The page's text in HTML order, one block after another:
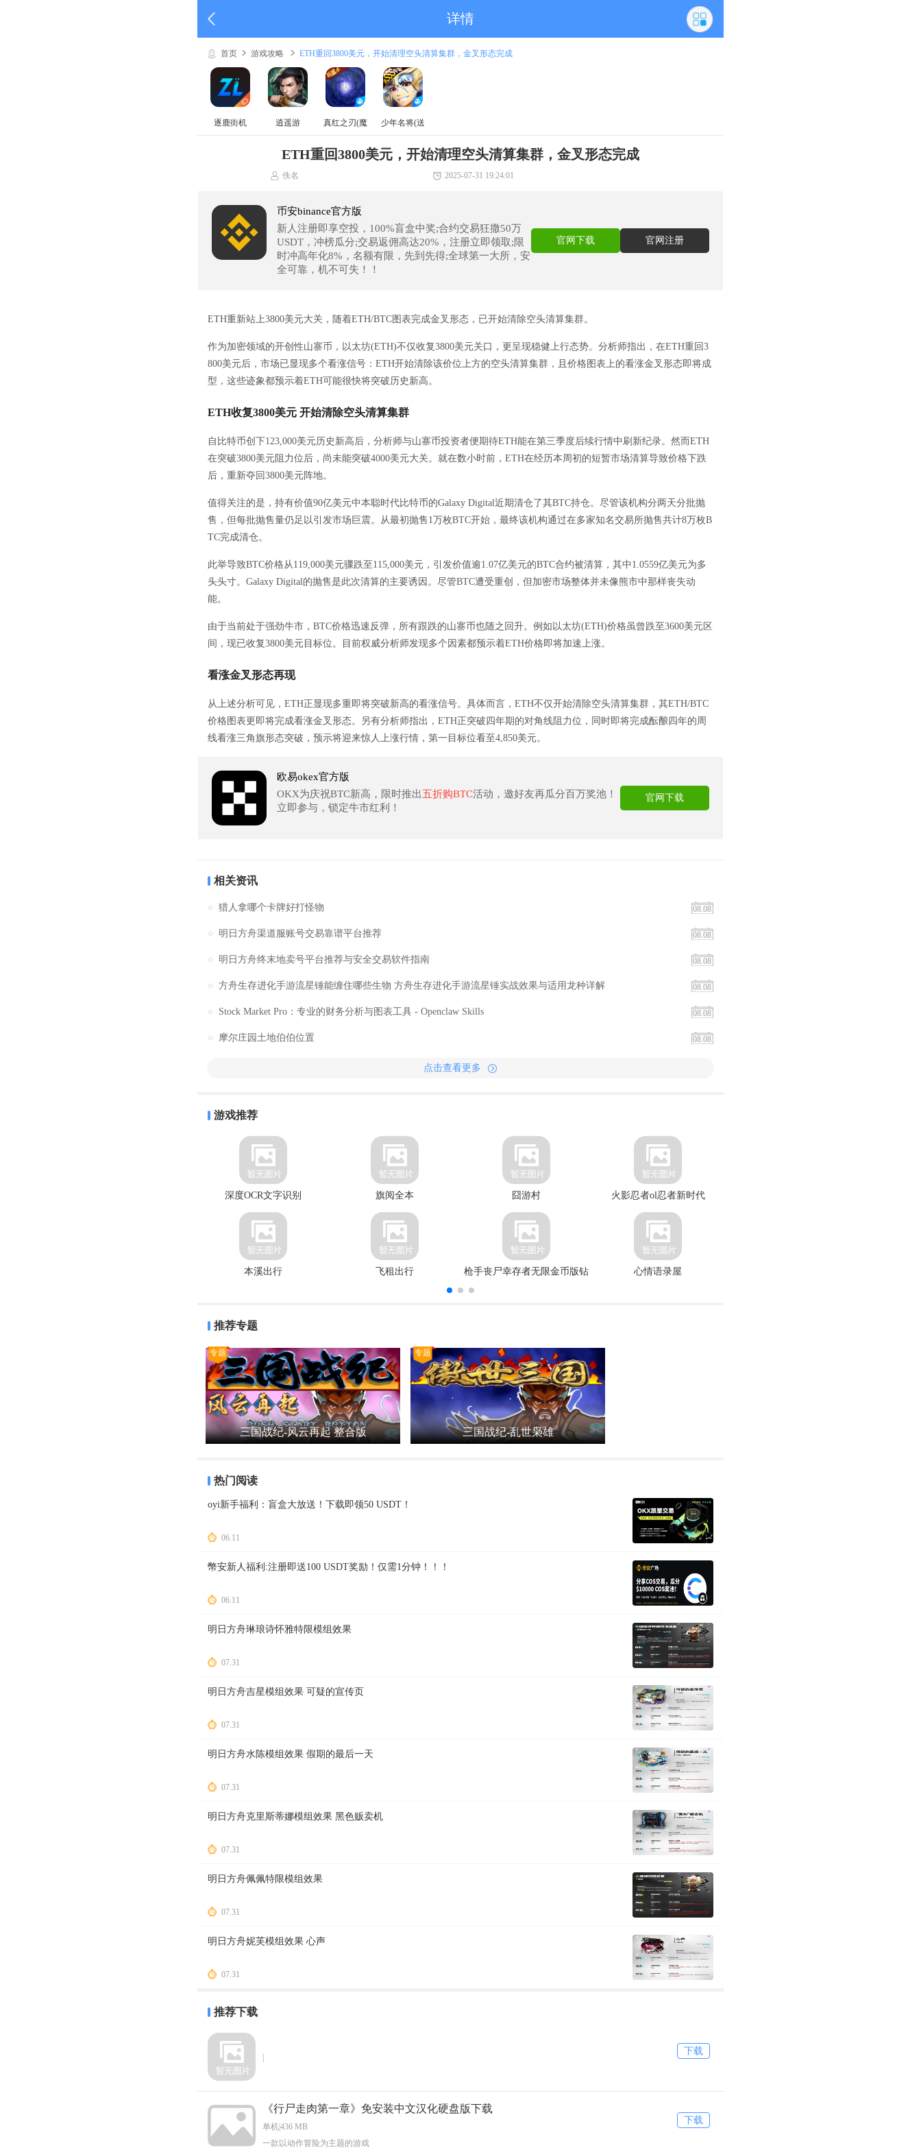
详情
首页 游戏攻略 ETH重回3800美元，开始清理空头清算集群，金叉形态完成
逐鹿街机 逍遥游
真红之刃(魔
少年名将(送
ETH重回3800美元，开始清理空头清算集群，金叉形态完成
佚名 2025-07-31 19:24:01
币安binance官方版
新人注册即享空投，100%盲盒中奖;合约交易狂撒50万
USDT，冲榜瓜分;交易返佣高达20%，注册立即领取;限
时冲高年化8%，名额有限，先到先得;全球第一大所，安
全可靠，机不可失！！
官网下载 官网注册
ETH重新站上3800美元大关，随着ETH/BTC图表完成金叉形态，已开始清除空头清算集群。
作为加密领域的开创性山寨币，以太坊(ETH)不仅收复3800美元关口，更呈现稳健上行态势。分析师指出，在ETH重回3
800美元后，市场已显现多个看涨信号：ETH开始清除该价位上方的空头清算集群，且价格图表上的看涨金叉形态即将成
型，这些迹象都预示着ETH可能很快将突破历史新高。
ETH收复3800美元 开始清除空头清算集群
自比特币创下123,000美元历史新高后，分析师与山寨币投资者便期待ETH能在第三季度后续行情中刷新纪录。然而ETH
在突破3800美元阻力位后，尚未能突破4000美元大关。就在数小时前，ETH在经历本周初的短暂市场清算导致价格下跌
后，重新夺回3800美元阵地。
值得关注的是，持有价值90亿美元中本聪时代比特币的Galaxy Digital近期清仓了其BTC持仓。尽管该机构分两天分批抛
售，但每批抛售量仍足以引发市场巨震。从最初抛售1万枚BTC开始，最终该机构通过在多家知名交易所抛售共计8万枚B
TC完成清仓。
此举导致BTC价格从119,000美元骤跌至115,000美元，引发价值逾1.07亿美元的BTC合约被清算，其中1.0559亿美元为多
头头寸。Galaxy Digital的抛售是此次清算的主要诱因。尽管BTC遭受重创，但加密市场整体并未像熊市中那样丧失动
能。
由于当前处于强劲牛市，BTC价格迅速反弹，所有跟跌的山寨币也随之回升。例如以太坊(ETH)价格虽曾跌至3600美元区
间，现已收复3800美元目标位。目前权威分析师发现多个因素都预示着ETH价格即将加速上涨。
看涨金叉形态再现
从上述分析可见，ETH正显现多重即将突破新高的看涨信号。具体而言，ETH不仅开始清除空头清算集群，其ETH/BTC
价格图表更即将完成看涨金叉形态。另有分析师指出，ETH正突破四年期的对角线阻力位，同时即将完成酝酿四年的周
线看涨三角旗形态突破，预示将迎来惊人上涨行情，第一目标位看至4,850美元。
欧易okex官方版
OKX为庆祝BTC新高，限时推出五折购BTC活动，邀好友再瓜分百万奖池！
立即参与，锁定牛市红利！
官网下载
相关资讯
08.08
猎人拿哪个卡牌好打怪物
08.08
明日方舟渠道服账号交易靠谱平台推荐
08.08
明日方舟终末地卖号平台推荐与安全交易软件指南
08.08
方舟生存进化手游流星锤能缠住哪些生物 方舟生存进化手游流星锤实战效果与适用龙种详解
08.08
Stock Market Pro：专业的财务分析与图表工具 - Openclaw Skills
08.08
摩尔庄园土地伯伯位置
点击查看更多
游戏推荐
深度OCR文字识别 旗阅全本 囧游村 火影忍者ol忍者新时代
本溪出行 飞租出行
枪手丧尸幸存者无限金币版钻
心情语录屋
推荐专题
专题
三国战纪-风云再起 整合版
专题
三国战纪-乱世枭雄
热门阅读
oyi新手福利：盲盒大放送！下载即领50 USDT！
06.11
幣安新人福利:注册即送100 USDT奖励！仅需1分钟！！！
06.11
明日方舟琳琅诗怀雅特限模组效果
07.31
明日方舟吉星模组效果 可疑的宣传页
07.31
明日方舟水陈模组效果 假期的最后一天
07.31
明日方舟克里斯蒂娜模组效果 黑色贩卖机
07.31
明日方舟佩佩特限模组效果
07.31
明日方舟妮芙模组效果 心声
07.31
推荐下载
下载
下载
《行尸走肉第一章》免安装中文汉化硬盘版下载
单机|436 MB
一款以动作冒险为主题的游戏